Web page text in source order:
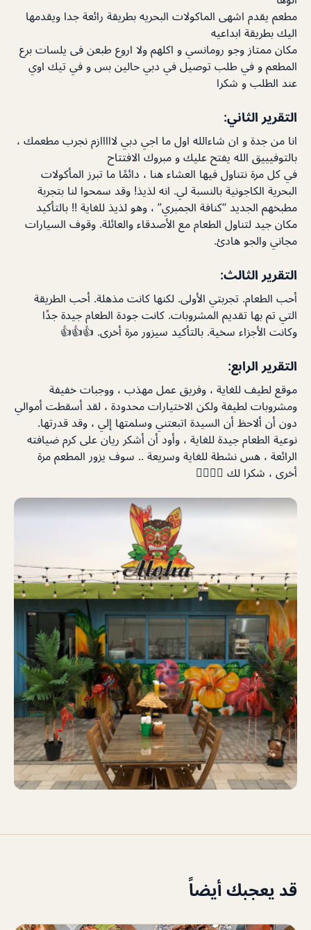
مطعم يقدم اشهى الماكولات البحريه بطريقة رائعة جدا ويقدمها
اليك بطريقة ابداعيه
مکان ممتاز وجو رومانسي و اکلهم ولا اروع طبعن فی يلسات برع
المطعم و في طلب توصيل في دبي حالين بس و في تيك اوي
عند الطلب و شكرا
التقرير الثاني:
انا من جدة و ان شاءالله اول ما اجي دبي لااااازم نجرب مطعمك ،
بالتوفيييق الله يفتح عليك و مبروك الافتتاح
في كل مرة نتناول فيها العشاء هنا ، دائمًا ما تبرز المأكولات
البحرية الكاجونية بالنسبة لي. انه لذيذ! وقد سمحوا لنا بتجربة
مطبخهم الجديد “كنافة الجمبري” ، وهو لذيذ للغاية !! بالتأكيد
مكان جيد لتناول الطعام مع الأصدقاء والعائلة. وقوف السيارات
مجاني والجو هادئ.
التقرير الثالث:
أحب الطعام. تجربتي الأولى. لكنها كانت مذهلة. أحب الطريقة
التي تم بها تقديم المشروبات. كانت جودة الطعام جيدة جدًا
وكانت الأجزاء سخية. بالتأكيد سيزور مرة أخرى. 👍👍👍
التقرير الرابع:
موقع لطيف للغاية ، وفريق عمل مهذب ، ووجبات خفيفة
ومشروبات لطيفة ولكن الاختيارات محدودة ، لقد أسقطت أموالي
دون أن ألاحظ أن السيدة اتبعتني وسلمتها إلي ، وقد قدرتها.
نوعية الطعام جيدة للغاية ، وأود أن أشكر ريان على كرم ضيافته
الرائعة ، هس نشطة للغاية وسريعة .. سوف يزور المطعم مرة
أخرى ، شكرا لك 👍🏻👍🏻
قد يعجبك أيضاً